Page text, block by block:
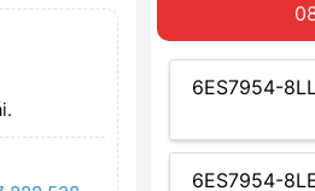
6ES7954-
6ES7954-